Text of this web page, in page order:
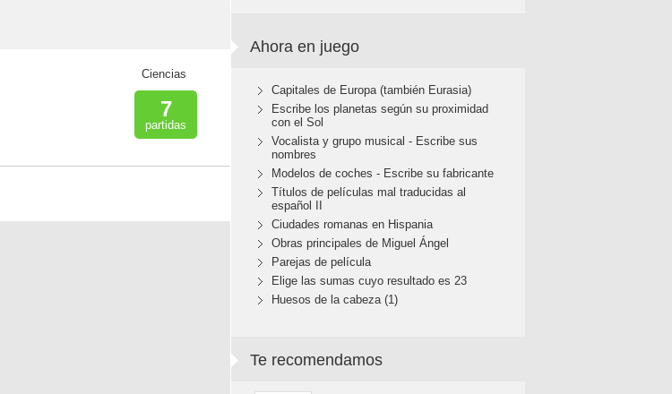
Ciencias
7
partidas
Ahora en juego
Capitales de Europa (también Eurasia)
Escribe los planetas según su proximidad
con el Sol
Vocalista y grupo musical - Escribe sus
nombres
Modelos de coches - Escribe su fabricante
Títulos de películas mal traducidas al
español II
Ciudades romanas en Hispania
Obras principales de Miguel Ángel
Parejas de película
Elige las sumas cuyo resultado es 23
Huesos de la cabeza (1)
Te recomendamos